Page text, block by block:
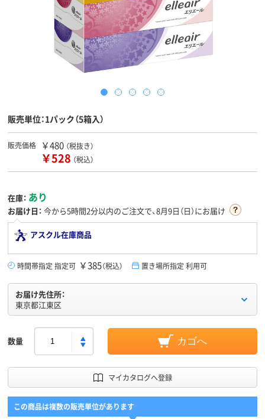
販売単位：1パック（5箱入）
販売価格 ￥480 （税抜き）
￥528 （税込）
在庫： あり
お届け日： 今から5時間2分以内のご注文で、8月9日（日）にお届け
アスクル在庫商品
時間帯指定 指定可 ￥385（税込） 置き場所指定 利用可
お届け先住所：
東京都江東区
数量 カゴへ
マイカタログへ登録
この商品は複数の販売単位があります